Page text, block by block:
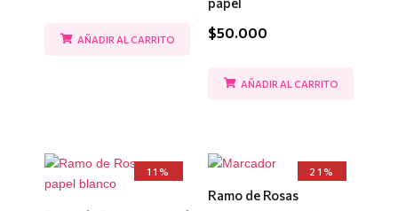
AÑADIR AL CARRITO $50.000
AÑADIR AL CARRITO
11%
El
precio
El
precio
21%
Ramo de Rosas
El
precio
original
El
precio